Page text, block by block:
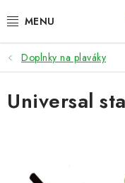
na
ŽIVÁ NÁSTRAHA
BIŽUTÉRIA
NÁSTRAHY A KRMIVÁ
Doplnky na plaváky
Universal